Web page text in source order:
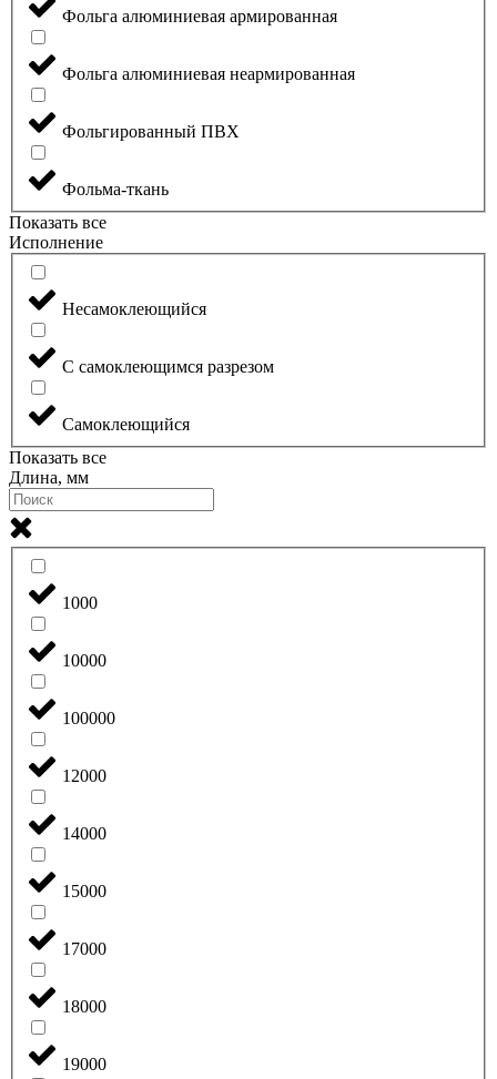
Фольга алюминиевая армированная
Фольга алюминиевая неармированная
Фольгированный ПВХ
Фольма-ткань
Показать все
Исполнение
Несамоклеющийся
С самоклеющимся разрезом
Самоклеющийся
Показать все
Длина, мм
1000
10000
100000
12000
14000
15000
17000
18000
19000